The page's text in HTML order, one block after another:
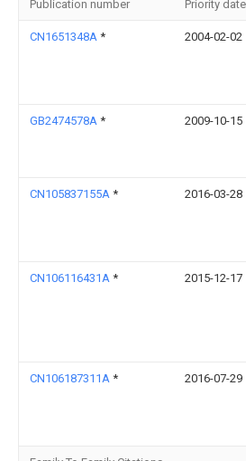
Publication number Priority date
CN1651348A * 2004-02-02
GB2474578A * 2009-10-15
CN105837155A * 2016-03-28
CN106116431A * 2015-12-17
CN106187311A * 2016-07-29